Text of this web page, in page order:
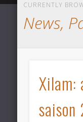
CURRENTLY
News,
Xilam:
saison